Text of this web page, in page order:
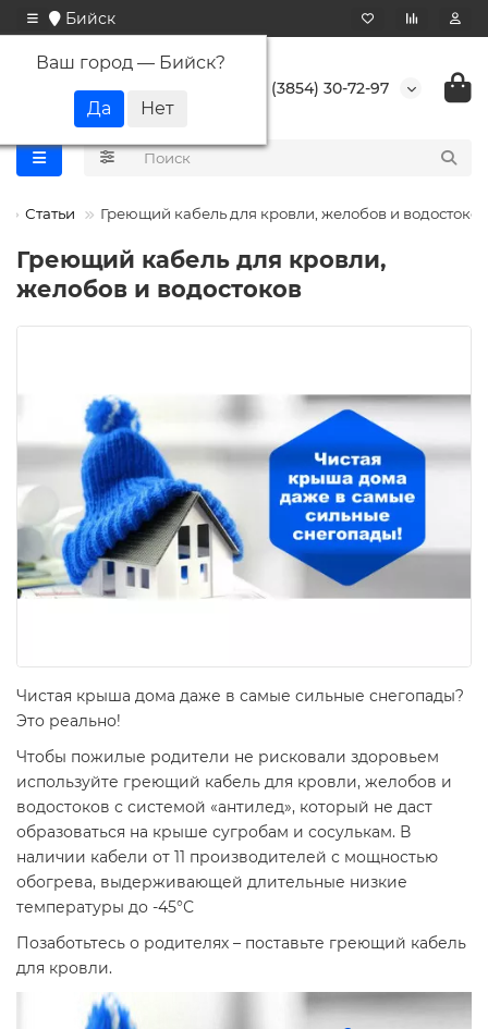
Бийск
Ваш город — Бийск?
+7 (3854) 30-72-97
Статьи Греющий кабель для кровли, желобов и водостоков
Греющий кабель для кровли,
желобов и водостоков
Чистая крыша дома даже в самые сильные снегопады?
Это реально!
Чтобы пожилые родители не рисковали здоровьем
используйте греющий кабель для кровли, желобов и
водостоков с системой «антилед», который не даст
образоваться на крыше сугробам и сосулькам. В
наличии кабели от 11 производителей с мощностью
обогрева, выдерживающей длительные низкие
температуры до -45°С
Позаботьтесь о родителях – поставьте греющий кабель
для кровли.